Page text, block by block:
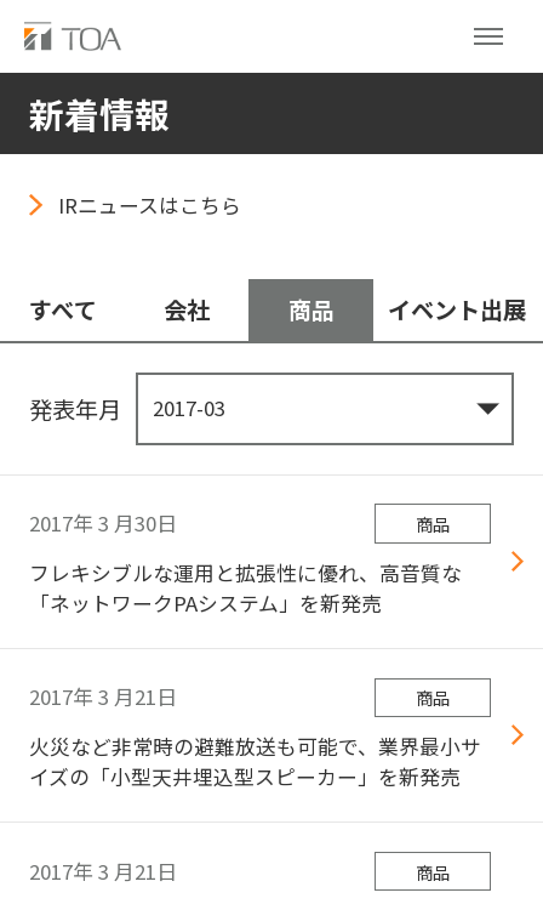
新着情報
IRニュースはこちら
すべて 会社 商品 イベント出展
発表年月
2017年 3 月30日 商品
フレキシブルな運用と拡張性に優れ、高音質な
「ネットワークPAシステム」を新発売
2017年 3 月21日 商品
火災など非常時の避難放送も可能で、業界最小サ
イズの「小型天井埋込型スピーカー」を新発売
2017年 3 月21日 商品